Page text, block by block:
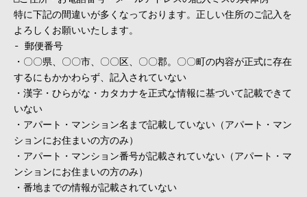
特に下記の間違いが多くなっております。正しい住所のご記入を
よろしくお願いいたします。
- 郵便番号
・〇〇県、〇〇市、〇〇区、〇〇郡。〇〇町の内容が正式に存在
するにもかかわらず、記入されていない
・漢字・ひらがな・カタカナを正式な情報に基づいて記載できて
いない
・アパート・マンション名まで記載していない（アパート・マン
ションにお住まいの方のみ）
・アパート・マンション番号が記載されていない（アパート・マ
ンションにお住まいの方のみ）
・番地までの情報が記載されていない